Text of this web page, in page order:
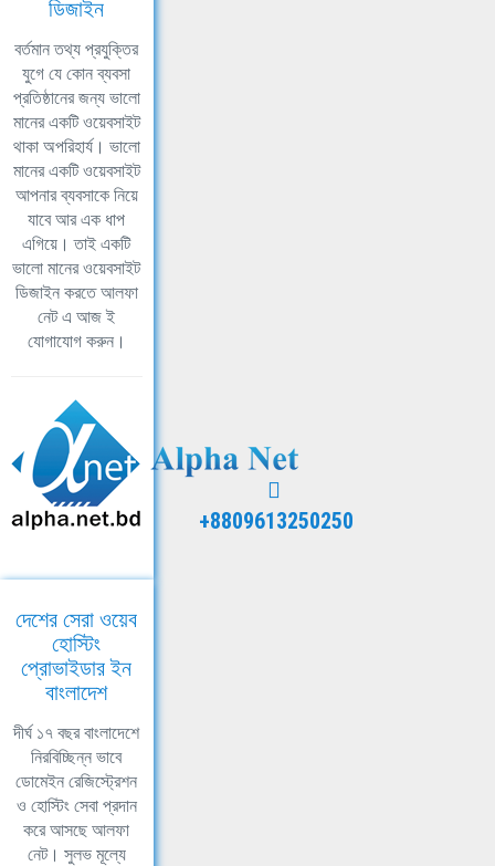
ডিজাইন
বর্তমান তথ্য প্রযুক্তির
যুগে যে কোন ব্যবসা
প্রতিষ্ঠানের জন্য ভালো
মানের একটি ওয়েবসাইট
থাকা অপরিহার্য। ভালো
মানের একটি ওয়েবসাইট
আপনার ব্যবসাকে নিয়ে
যাবে আর এক ধাপ
এগিয়ে। তাই একটি
ভালো মানের ওয়েবসাইট
ডিজাইন করতে আলফা
নেট এ আজ ই
যোগাযোগ করুন।
+8809613250250
দেশের সেরা ওয়েব
হোস্টিং
প্রোভাইডার ইন
বাংলাদেশ
দীর্ঘ ১৭ বছর বাংলাদেশে
নিরবিচ্ছিন্ন ভাবে
ডোমেইন রেজিস্ট্রেশন
ও হোস্টিং সেবা প্রদান
করে আসছে আলফা
নেট। সুলভ মূল্যে